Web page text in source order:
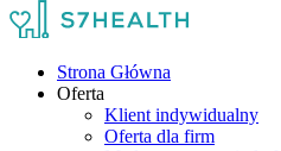
Strona Główna
Oferta
Klient indywidualny
Oferta dla firm